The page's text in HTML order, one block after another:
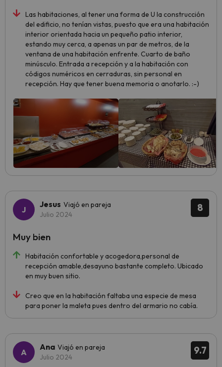
Las habitaciones, al tener una forma de U la construcción
del edificio, no tenían vistas, puesto que era una habitación
interior orientada hacia un pequeño patio interior,
estando muy cerca, a apenas un par de metros, de la
ventana de una habitación enfrente. Cuarto de baño
minúsculo. Entrada a recepción y a la habitación con
códigos numéricos en cerraduras, sin personal en
recepción. Hay que tener buena memoria o anotarlo. :-)
8
Jesus Viajó en pareja
Julio 2024
Habitación confortable y acogedora,personal de
recepción amable,desayuno bastante completo. Ubicado
en muy buen sitio.
Creo que en la habitación faltaba una especie de mesa
para poner la maleta pues dentro del armario no cabía.
Muy bien
9.7
Ana Viajó en pareja
Julio 2024